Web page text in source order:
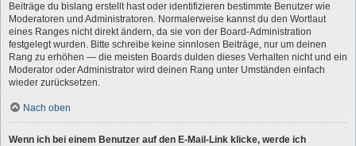
Beiträge du bislang erstellt hast oder identifizieren bestimmte Benutzer wie
Moderatoren und Administratoren. Normalerweise kannst du den Wortlaut
eines Ranges nicht direkt ändern, da sie von der Board-Administration
festgelegt wurden. Bitte schreibe keine sinnlosen Beiträge, nur um deinen
Rang zu erhöhen — die meisten Boards dulden dieses Verhalten nicht und ein
Moderator oder Administrator wird deinen Rang unter Umständen einfach
wieder zurücksetzen.
Nach oben
Wenn ich bei einem Benutzer auf den E-Mail-Link klicke, werde ich